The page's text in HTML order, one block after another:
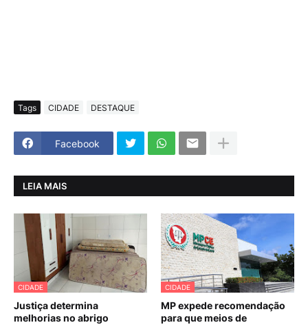
Tags CIDADE DESTAQUE
Facebook
LEIA MAIS
CIDADE
Justiça determina
melhorias no abrigo
CIDADE
MP expede recomendação
para que meios de